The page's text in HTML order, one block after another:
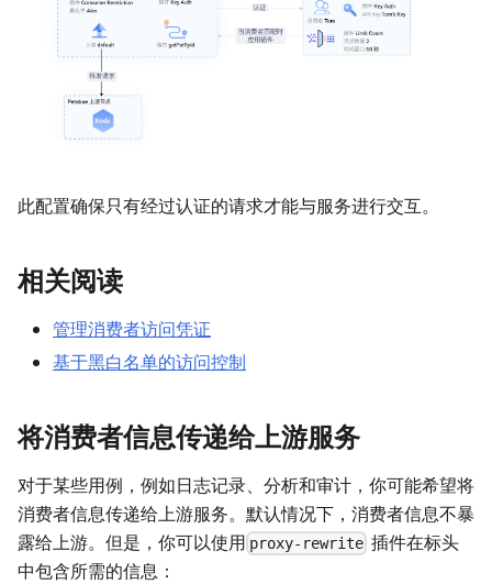
此配置确保只有经过认证的请求才能与服务进行交互。
相关阅读
管理消费者访问凭证
基于黑白名单的访问控制
将消费者信息传递给上游服务
对于某些用例，例如日志记录、分析和审计，你可能希望将
消费者信息传递给上游服务。默认情况下，消费者信息不暴
露给上游。但是，你可以使用 proxy-rewrite 插件在标头
中包含所需的信息：